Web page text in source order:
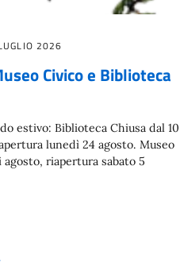
2026
Civico e Biblioteca
estivo: Biblioteca Chiusa dal 10
lunedì 24 agosto. Museo
riapertura sabato 5
CIVICO E BIBLIOTECA COMUNALE }